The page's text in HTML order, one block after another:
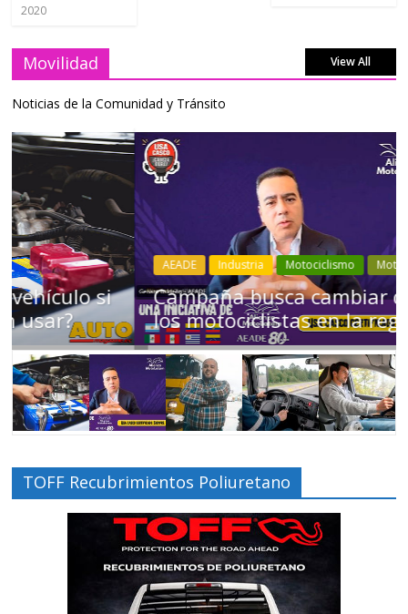
2020
Movilidad View All
Noticias de la Comunidad y Tránsito
AEADE Industria Motociclismo Motos Movilidad
Campaña busca cambiar destino de
los motociclistas en la región
TOFF Recubrimientos Poliuretano